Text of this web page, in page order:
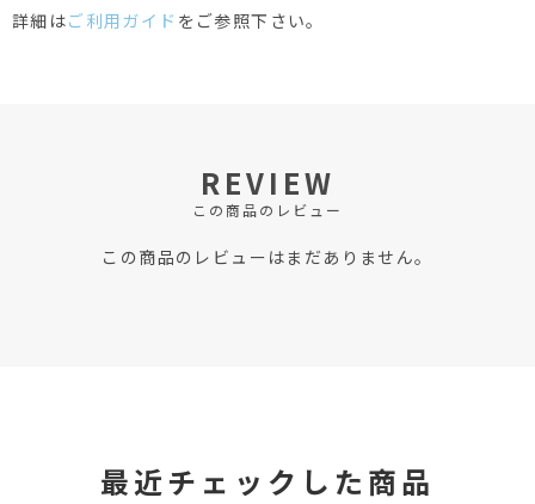
詳細はご利用ガイド をご参照下さい。
REVIEW
この商品のレビュー
この商品のレビューはまだありません。
最近チェックした商品